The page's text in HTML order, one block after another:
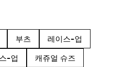
부츠
레이스-업
-업
캐쥬얼 슈즈